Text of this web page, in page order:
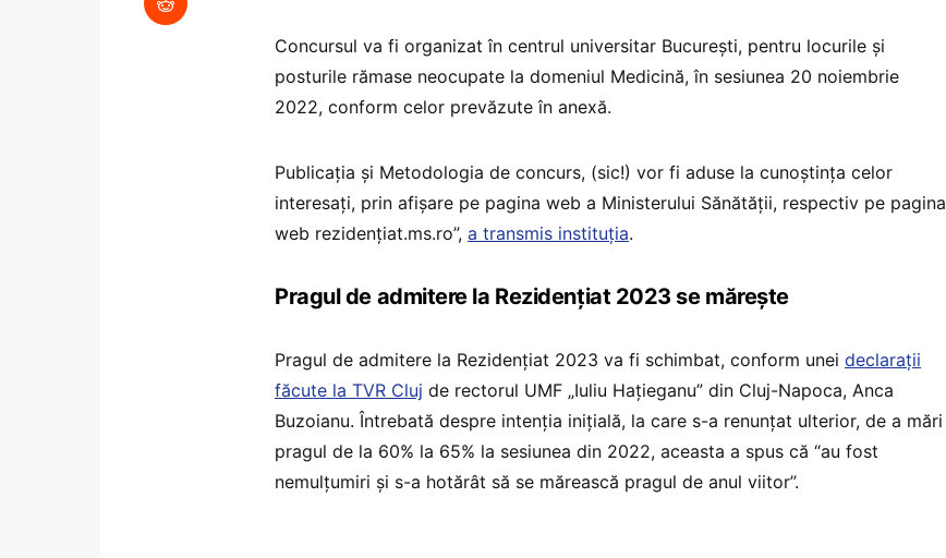
Concursul va fi organizat în centrul universitar București, pentru locurile și
posturile rămase neocupate la domeniul Medicină, în sesiunea 20 noiembrie
2022, conform celor prevăzute în anexă.
Publicația și Metodologia de concurs, (sic!) vor fi aduse la cunoștința celor
interesați, prin afișare pe pagina web a Ministerului Sănătății, respectiv pe pagina
web rezidențiat.ms.ro”, a transmis instituția.
Pragul de admitere la Rezidențiat 2023 se mărește
Pragul de admitere la Rezidențiat 2023 va fi schimbat, conform unei declarații
făcute la TVR Cluj de rectorul UMF „Iuliu Hațieganu” din Cluj-Napoca, Anca
Buzoianu. Întrebată despre intenția inițială, la care s-a renunțat ulterior, de a mări
pragul de la 60% la 65% la sesiunea din 2022, aceasta a spus că “au fost
nemulțumiri și s-a hotărât să se mărească pragul de anul viitor”.